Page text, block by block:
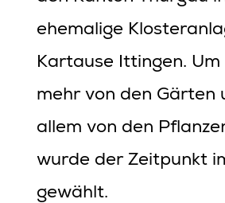
ehemalige
Kartause Ittingen.
mehr von den Gärten
allem von den
wurde der Zeitpunkt
gewählt.